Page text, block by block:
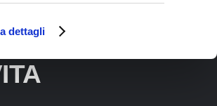
dettagli